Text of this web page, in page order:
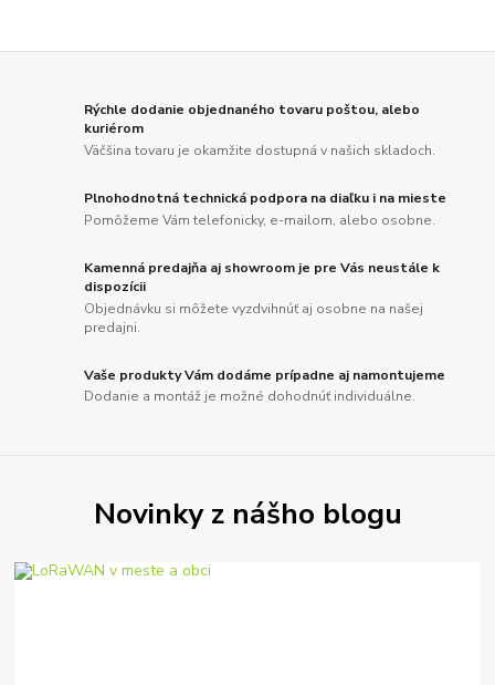
Rýchle dodanie objednaného tovaru poštou, alebo
kuriérom
Väčšina tovaru je okamžite dostupná v našich skladoch.
Plnohodnotná technická podpora na diaľku i na mieste
Pomôžeme Vám telefonicky, e-mailom, alebo osobne.
Kamenná predajňa aj showroom je pre Vás neustále k
dispozícii
Objednávku si môžete vyzdvihnúť aj osobne na našej
predajni.
Vaše produkty Vám dodáme prípadne aj namontujeme
Dodanie a montáž je možné dohodnúť individuálne.
Novinky z nášho blogu